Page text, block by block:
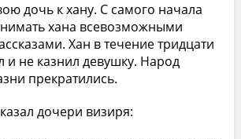
дочь к хану. С самого начала
хана всевозможными
Хан в течение тридцати
и не казнил девушку. Народ
прекратились.
дочери визиря: